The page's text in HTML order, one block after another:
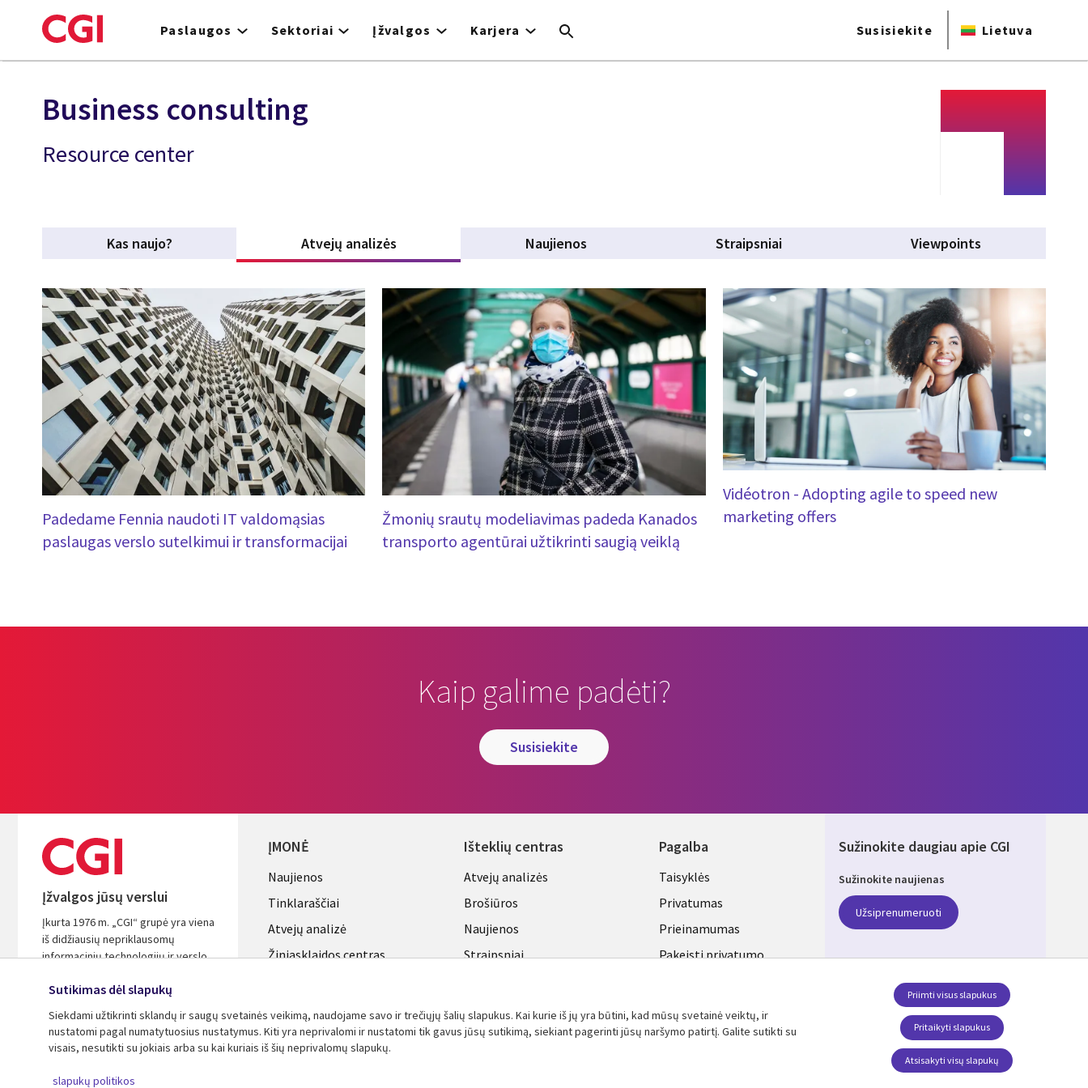
to
Paslaugos Sektoriai Įžvalgos Karjera Susisiekite Lietuva
Business consulting
Resource center
Kas naujo? Atvejų analizės Naujienos Straipsniai Viewpoints
Padedame Fennia naudoti IT valdomąsias
paslaugas verslo sutelkimui ir transformacijai
Žmonių srautų modeliavimas padeda Kanados
transporto agentūrai užtikrinti saugią veiklą
Vidéotron - Adopting agile to speed new
marketing offers
Kaip galime padėti?
susisiekite
Įžvalgos jūsų verslui
Įkurta 1976 m. „CGI“ grupė yra viena
iš didžiausių nepriklausomų
informacinių technologijų ir verslo
Remdamiesi įžvalgomis ir sėkminga
investicijų grąžą.
ĮMONĖ
Useful
links
LITHUANIA
Naujienos
Tinklaraščiai
Atvejų analizė
Žiniasklaidos centras
Išteklių centras
Library
Links
LITHUANIA
Atvejų analizės
Brošiūros
Naujienos
Straipsniai
Žiūrėti daugiau
Pagalba
Legal
LITHUANIA
Taisyklės
Privatumas
Prieinamumas
Pakeisti privatumo
Sužinokite daugiau apie CGI
Sužinokite naujienas
Užsiprenumeruoti
SEKITE MUS
Social Media LITHUANIA
Sutikimas dėl slapukų
Siekdami užtikrinti sklandų ir saugų svetainės veikimą, naudojame savo ir trečiųjų šalių slapukus. Kai kurie iš jų yra būtini, kad mūsų svetainė veiktų, ir
nustatomi pagal numatytuosius nustatymus. Kiti yra neprivalomi ir nustatomi tik gavus jūsų sutikimą, siekiant pagerinti jūsų naršymo patirtį. Galite sutikti su
visais, nesutikti su jokiais arba su kai kuriais iš šių neprivalomų slapukų.
Pritaikyti slapukus
Priimti visus slapukus
Atsisakyti visų slapukų
slapukų politikos